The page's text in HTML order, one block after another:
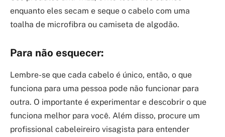
enquanto eles secam e seque o cabelo com uma
toalha de microfibra ou camiseta de algodão.
Para não esquecer:
Lembre-se que cada cabelo é único, então, o que
funciona para uma pessoa pode não funcionar para
outra. O importante é experimentar e descobrir o que
funciona melhor para você. Além disso, procure um
profissional cabeleireiro visagista para entender